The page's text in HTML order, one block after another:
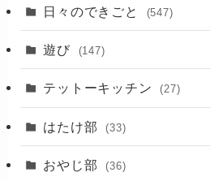
(2)
日々のできごと (547)
遊び (147)
テットーキッチン (27)
はたけ部 (33)
おやじ部 (36)